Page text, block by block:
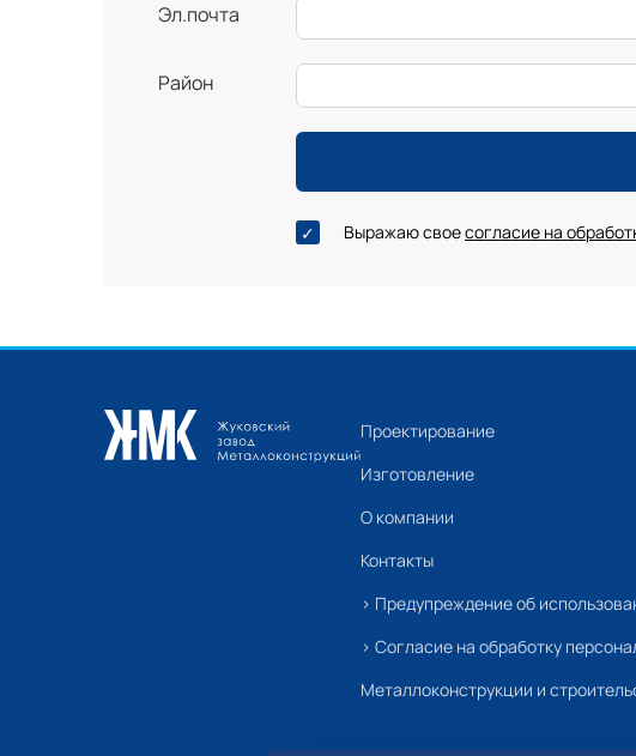
Эл.почта
Район
Выражаю своесогласие на
Проектирование
Изготовление
О компании
Контакты
› Предупреждение об
› Согласие на обработку
Металлоконструкции и